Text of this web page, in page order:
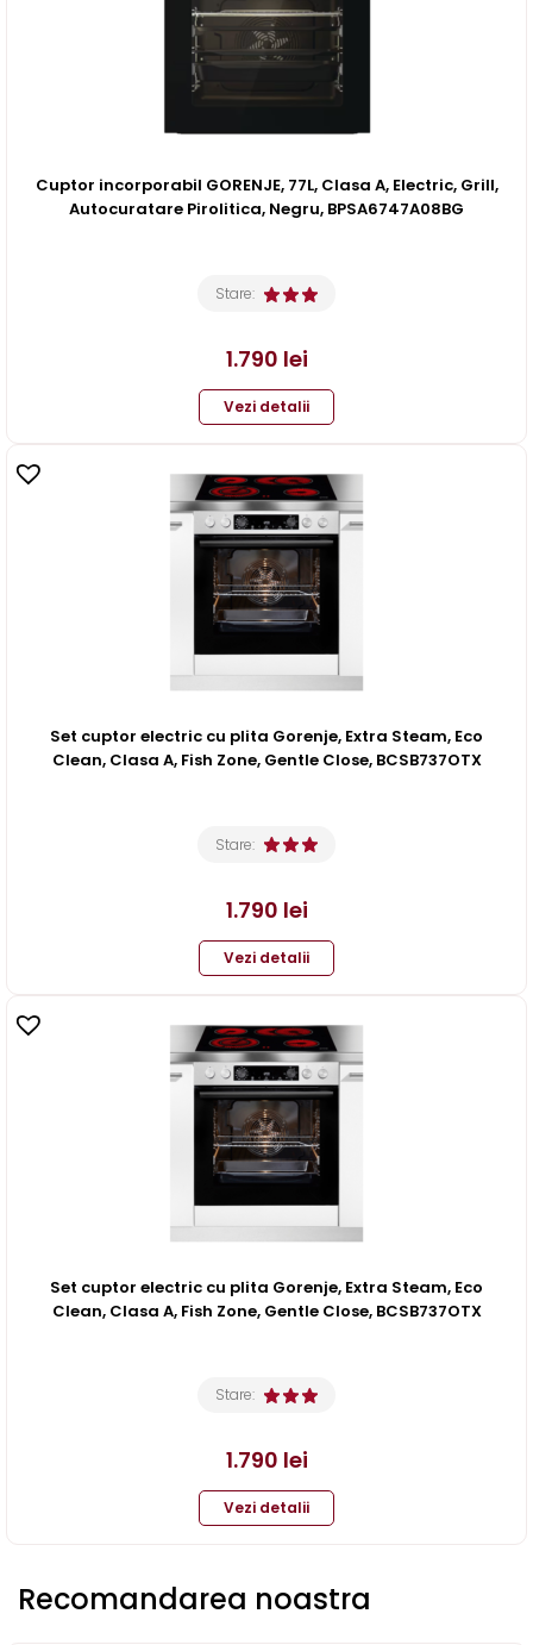
Cuptor incorporabil GORENJE, 77L, Clasa A, Electric, Grill,
Autocuratare Pirolitica, Negru, BPSA6747A08BG
Stare:
1.790 lei
Vezi detalii
Set cuptor electric cu plita Gorenje, Extra Steam, Eco
Clean, Clasa A, Fish Zone, Gentle Close, BCSB737OTX
Stare:
1.790 lei
Vezi detalii
Set cuptor electric cu plita Gorenje, Extra Steam, Eco
Clean, Clasa A, Fish Zone, Gentle Close, BCSB737OTX
Stare:
1.790 lei
Vezi detalii
Recomandarea noastra